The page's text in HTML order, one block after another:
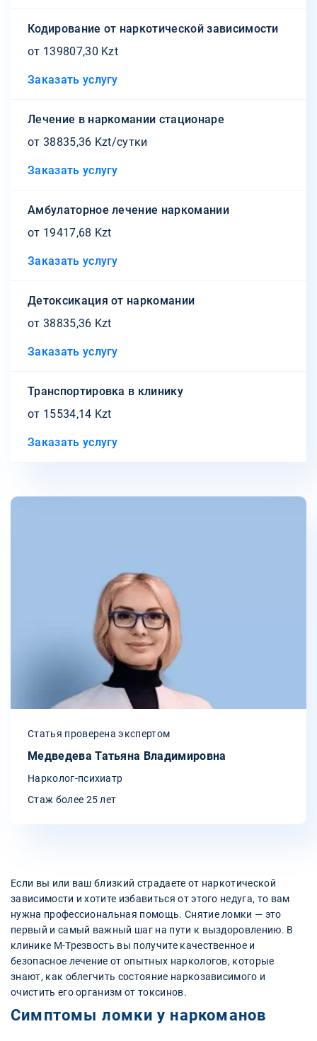
Кодирование от наркотической зависимости
от 139807,30 Kzt
Заказать услугу
Лечение в наркомании стационаре
от 38835,36 Kzt/сутки
Заказать услугу
Амбулаторное лечение наркомании
от 19417,68 Kzt
Заказать услугу
Детоксикация от наркомании
от 38835,36 Kzt
Заказать услугу
Транспортировка в клинику
от 15534,14 Kzt
Заказать услугу
Статья проверена экспертом
Медведева Татьяна Владимировна
Нарколог-психиатр
Стаж более 25 лет
Если вы или ваш близкий страдаете от наркотической
зависимости и хотите избавиться от этого недуга, то вам
нужна профессиональная помощь. Снятие ломки — это
первый и самый важный шаг на пути к выздоровлению. В
клинике М-Трезвость вы получите качественное и
безопасное лечение от опытных наркологов, которые
знают, как облегчить состояние наркозависимого и
очистить его организм от токсинов.
Симптомы ломки у наркоманов